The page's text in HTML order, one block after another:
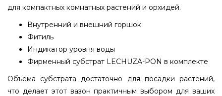
для компактных комнатных растений и орхидей.
Внутренний и внешний горшок
Фитиль
Индикатор уровня воды
Фирменный субстрат LECHUZA-PON в комплекте
Объема субстрата достаточно для посадки растений,
что делает этот вазон практичным выбором для ваших